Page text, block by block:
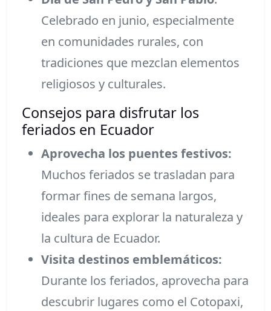
Celebrado en junio, especialmente
en comunidades rurales, con
tradiciones que mezclan elementos
religiosos y culturales.
Consejos para disfrutar los
feriados en Ecuador
Aprovecha los puentes festivos:
Muchos feriados se trasladan para
formar fines de semana largos,
ideales para explorar la naturaleza y
la cultura de Ecuador.
Visita destinos emblemáticos:
Durante los feriados, aprovecha para
descubrir lugares como el Cotopaxi,